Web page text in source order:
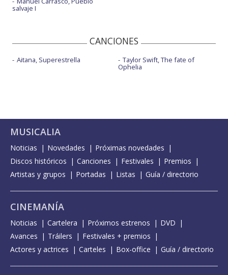
salvaje I
CANCIONES
Aitana, Superestrella Taylor Swift, The fate of
Ophelia
MUSICALIA
Noticias Novedades
Próximas novedades
Discos históricos
Canciones Festivales
Premios
Artistas y grupos
Portadas Listas Guía / directorio
CINEMANÍA
Noticias Cartelera Próximos estrenos
DVD
Avances
Tráilers
Festivales + premios
Actores y actrices
Carteles Box-office Guía / directorio